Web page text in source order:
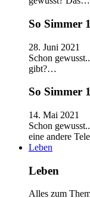
So Simmer
28. Juni 2021
Schon
gibt?…
So Simmer
14. Mai 2021
Schon
eine andere
Leben
Leben
Alles zum